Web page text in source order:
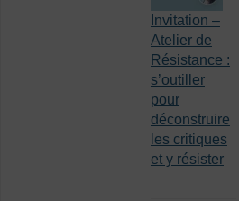
Invitation –
Atelier de
Résistance :
s’outiller
pour
déconstruire
les critiques
et y résister